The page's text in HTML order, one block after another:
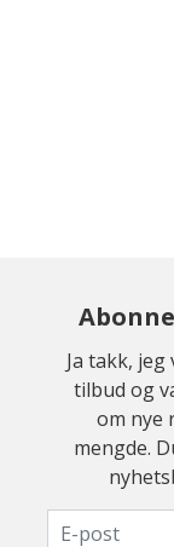
Ja takk,
tilbud og
om nye
mengde.